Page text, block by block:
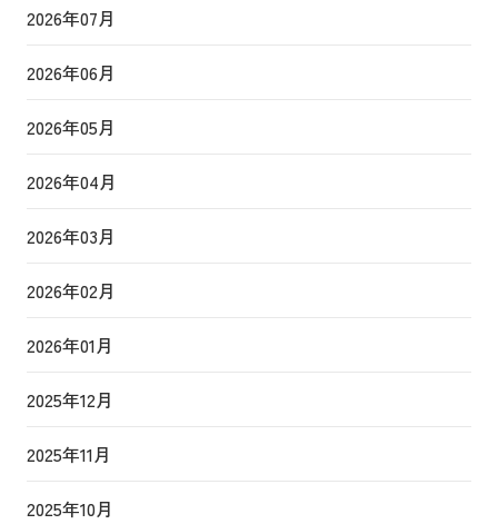
2026年07月
2026年06月
2026年05月
2026年04月
2026年03月
2026年02月
2026年01月
2025年12月
2025年11月
2025年10月